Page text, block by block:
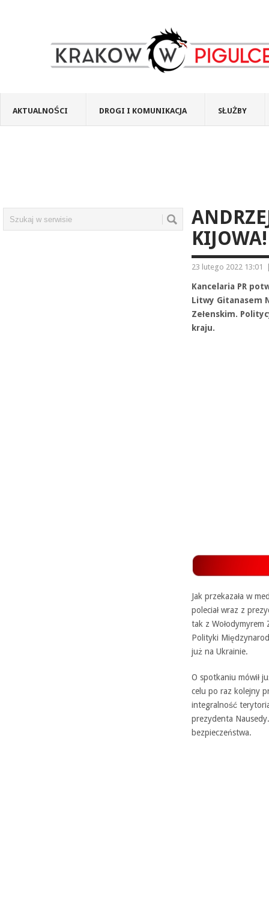
AKTUALNOŚCI DROGI I KOMUNIKACJA SŁUŻBY
KIJOWA!
23 lutego 2022 13:01
Kancelaria PR
Litwy Gitanasem
Zełenskim.
kraju.
Jak przekazała w
poleciał wraz z
tak z Wołodymyrem
Polityki
już na Ukrainie.
O spotkaniu mówił
celu po raz kolejny
integralność
prezydenta
bezpieczeństwa.